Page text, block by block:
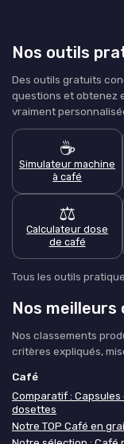
Nos outils
Des outils gratuits
questions et obtenez
vraiment
☕
Simulateur machine
à café
⚖️
Calculateur dose
de café
Tous les outils
Nos
Nos classements
critères expliqués,
Café
Comparatif : Capsules
dosettes
Notre TOP Café en